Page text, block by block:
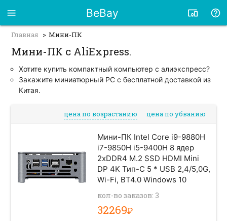
BeBay
Главная Мини-ПК
Мини-ПК с AliExpress.
Хотите купить компактный компьютер с алиэкспресс?
Закажите миниатюрный PC с бесплатной доставкой из
Китая.
цена по возрастанию цена по убванию
Мини-ПК Intel Core i9-9880H
i7-9850H i5-9400H 8 ядер
2xDDR4 M.2 SSD HDMI Mini
DP 4K Тип-C 5 * USB 2,4/5,0G,
Wi-Fi, BT4.0 Windows 10
кол-во заказов: 3
32269Р